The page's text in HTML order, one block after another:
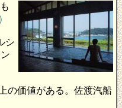
シ
の価値がある。佐渡汽船